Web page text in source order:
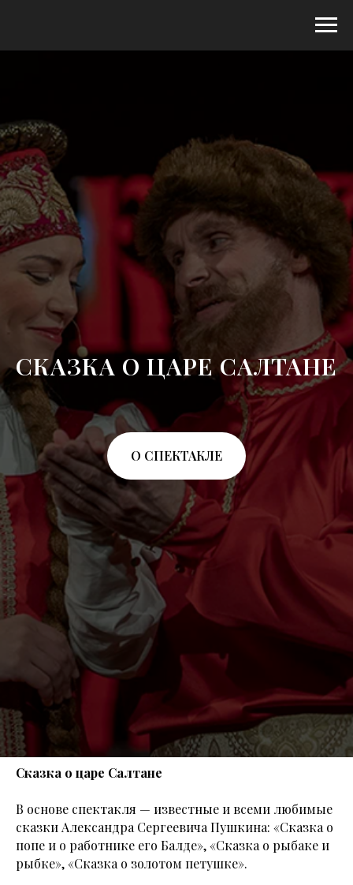
СКАЗКА О ЦАРЕ САЛТАНЕ
О СПЕКТАКЛЕ
Сказка о царе Салтане
В основе спектакля — известные и всеми любимые
сказки Александра Сергеевича Пушкина: «Сказка о
попе и о работнике его Балде», «Сказка о рыбаке и
рыбке», «Сказка о золотом петушке».